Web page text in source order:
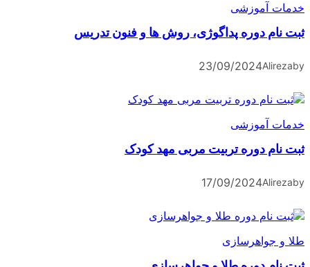
دوره پداگوژی، روش ها و فنون تدریس
23/09/2024
دوره تربیت مربی مهد کودک
17/09/2024